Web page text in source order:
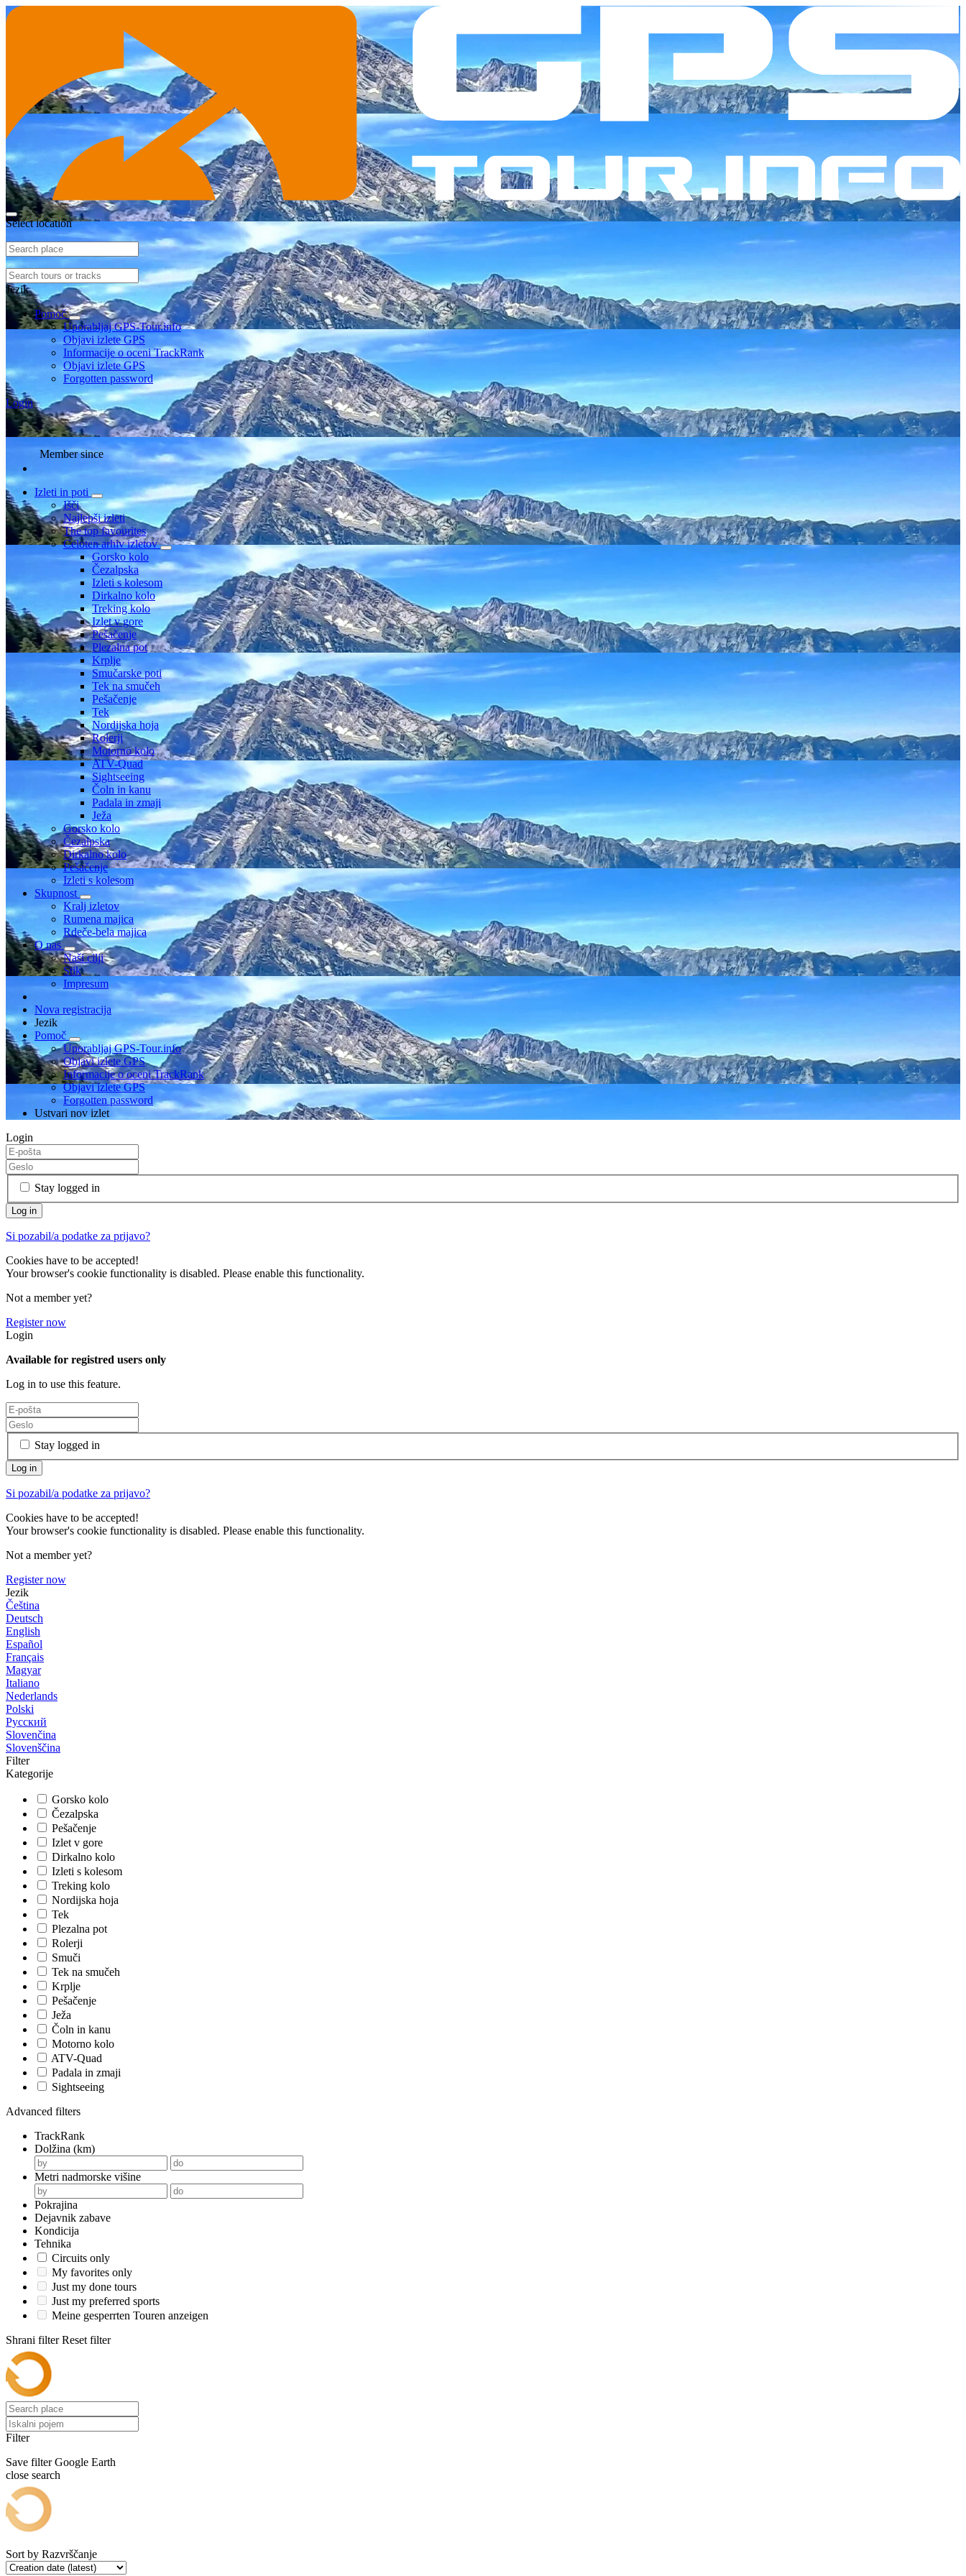
Select location
Jezik
Pomoč
Uporabljaj GPS-Tour.info
Objavi izlete GPS
Informacije o oceni TrackRank
Objavi izlete GPS
Forgotten password
Login
Member since
Izleti in poti
Išči
Najlepši izleti
The top favourites
Celoten arhiv izletov
Gorsko kolo
Čezalpska
Izleti s kolesom
Dirkalno kolo
Treking kolo
Izlet v gore
Pešačenje
Plezalna pot
Krplje
Smučarske poti
Tek na smučeh
Pešačenje
Tek
Nordijska hoja
Rolerji
Motorno kolo
ATV-Quad
Sightseeing
Čoln in kanu
Padala in zmaji
Ježa
Gorsko kolo
Čezalpska
Dirkalno kolo
Pešačenje
Izleti s kolesom
Skupnost
Kralj izletov
Rumena majica
Rdeče-bela majica
O nas
Naši cilji
Stik
Impresum
Nova registracija
Jezik
Pomoč
Uporabljaj GPS-Tour.info
Objavi izlete GPS
Informacije o oceni TrackRank
Objavi izlete GPS
Forgotten password
Ustvari nov izlet
Login
Stay logged in
Si pozabil/a podatke za prijavo?
Cookies have to be accepted!
Your browser's cookie functionality is disabled. Please enable this functionality.
Not a member yet?
Register now
Login
Available for registred users only
Log in to use this feature.
Stay logged in
Si pozabil/a podatke za prijavo?
Cookies have to be accepted!
Your browser's cookie functionality is disabled. Please enable this functionality.
Not a member yet?
Register now
Jezik
Čeština
Deutsch
English
Español
Français
Magyar
Italiano
Nederlands
Polski
Русский
Slovenčina
Slovenščina
Filter
Kategorije
Gorsko kolo
Čezalpska
Pešačenje
Izlet v gore
Dirkalno kolo
Izleti s kolesom
Treking kolo
Nordijska hoja
Tek
Plezalna pot
Rolerji
Smuči
Tek na smučeh
Krplje
Pešačenje
Ježa
Čoln in kanu
Motorno kolo
ATV-Quad
Padala in zmaji
Sightseeing
Advanced filters
TrackRank
Dolžina (km)
Metri nadmorske višine
Pokrajina
Dejavnik zabave
Kondicija
Tehnika
Circuits only
My favorites only
Just my done tours
Just my preferred sports
Meine gesperrten Touren anzeigen
Shrani filter Reset filter
Filter
Save filter Google Earth
close search
Sort by Razvrščanje